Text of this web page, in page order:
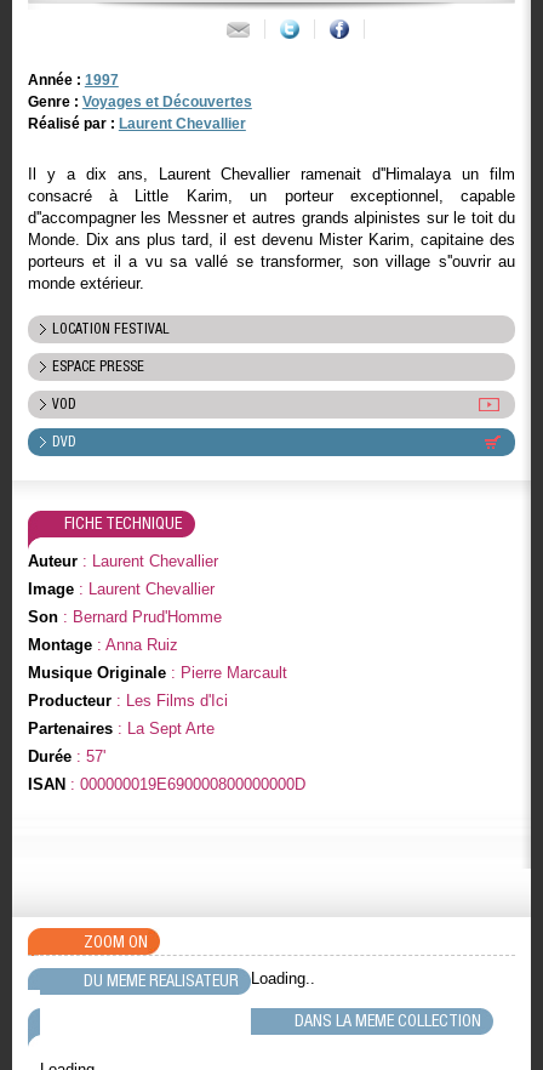
Année : 1997
Genre : Voyages et Découvertes
Réalisé par : Laurent Chevallier
Il y a dix ans, Laurent Chevallier ramenait d''Himalaya un film
consacré à Little Karim, un porteur exceptionnel, capable
d''accompagner les Messner et autres grands alpinistes sur le toit du
Monde. Dix ans plus tard, il est devenu Mister Karim, capitaine des
porteurs et il a vu sa vallé se transformer, son village s''ouvrir au
monde extérieur.
LOCATION FESTIVAL
ESPACE PRESSE
VOD
DVD
FICHE TECHNIQUE
Auteur: Laurent Chevallier
Image: Laurent Chevallier
Son: Bernard Prud'Homme
Montage: Anna Ruiz
Musique Originale: Pierre Marcault
Producteur: Les Films d'Ici
Partenaires: La Sept Arte
Durée: 57'
ISAN : 000000019E690000800000000D
ZOOM ON
DU MEME REALISATEUR
Loading..
DANS LA MEME COLLECTION